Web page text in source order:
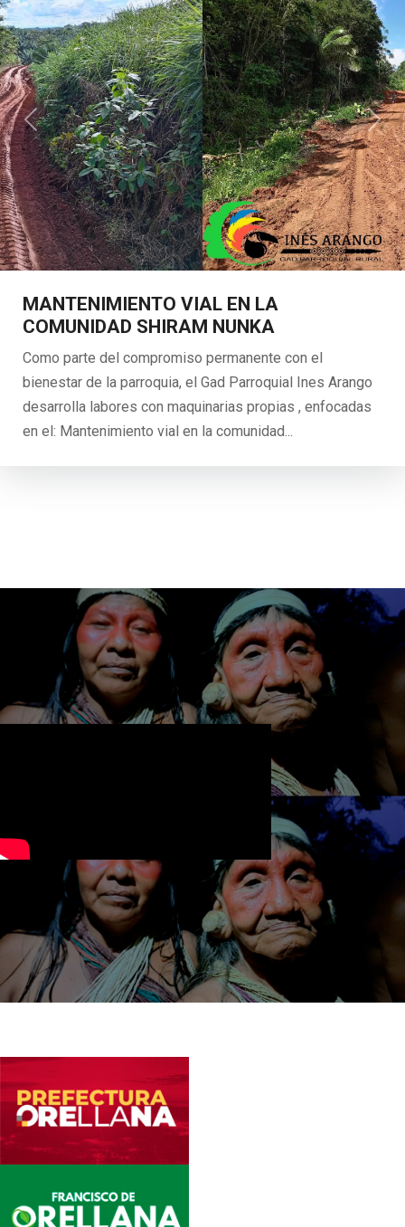
Previous Next
MANTENIMIENTO VIAL EN LA
COMUNIDAD SHIRAM NUNKA
Como parte del compromiso permanente con el
bienestar de la parroquia, el Gad Parroquial Ines Arango
desarrolla labores con maquinarias propias , enfocadas
en el: Mantenimiento vial en la comunidad...